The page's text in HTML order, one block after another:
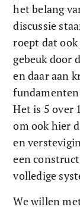
het belang
discussie
roept dat ook
gebeuk door
en daar aan
Het is 5 over
om ook hier
en
een
volledige
We willen